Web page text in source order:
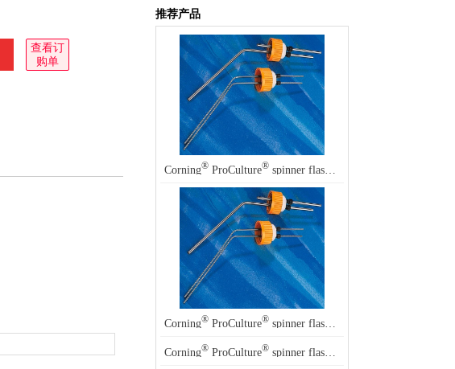
查看订
购单
推荐产品
Corning® ProCulture® spinner flask accessories
Corning® ProCulture® spinner flask accessories
Corning® ProCulture® spinner flask accessories